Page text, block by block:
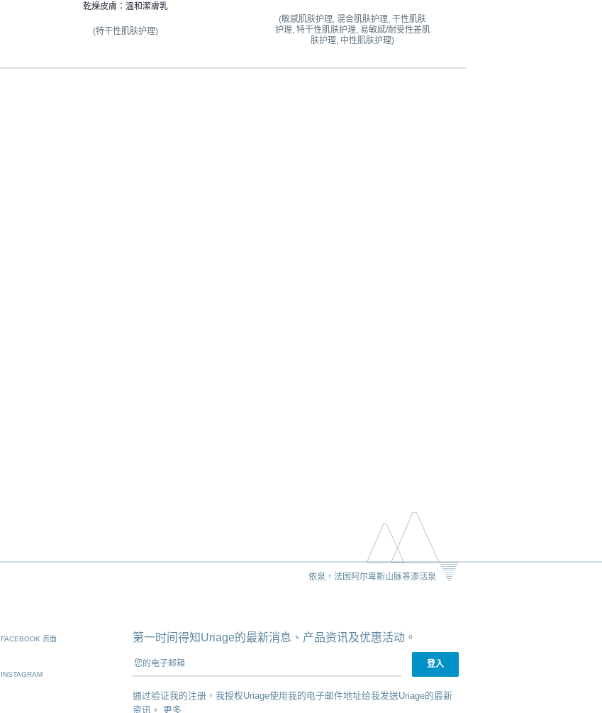
乾燥皮膚：溫和潔膚乳
(特干性肌肤护理)
(敏感肌肤护理, 混合肌肤护理, 干性肌肤
护理, 特干性肌肤护理, 易敏感/耐受性差肌
肤护理, 中性肌肤护理)
依泉，法国阿尔卑斯山脉等渗活泉
FACEBOOK 页面
INSTAGRAM
第一时间得知Uriage的最新消息、产品资讯及优惠活动。
您的电子邮箱
通过验证我的注册，我授权Uriage使用我的电子邮件地址给我发送Uriage的最新
资讯。 更多